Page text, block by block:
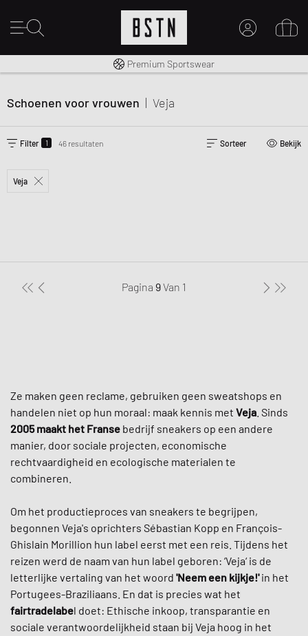
MIJN ACCOUNT
MAAK EEN ACCOUNT AAN
Gratis verzending naar NL vanaf € 100
Premium Sportswear
Schoenen voor vrouwen | Veja
Filter 1 46 resultaten Sorteer Bekijk
Veja
Pagina 9Van 1
Ze maken geen reclame, gebruiken geen sweatshops en
handelen niet op hun moraal: maak kennis met Veja . Sinds
2005 maakt het Franse bedrijf sneakers op een andere
manier, door sociale projecten, economische
rechtvaardigheid en ecologische materialen te
combineren.
Om het productieproces van sneakers te begrijpen,
begonnen Veja's oprichters Sébastian Kopp en François-
Ghislain Morillion hun label eerst met een reis. Tijdens het
reizen werd de naam van hun label geboren: ‘Veja‘ is de
letterlijke vertaling van het woord 'Neem een kijkje!'in het
Portugees-Braziliaans. En dat is precies wat het
fairtradelabel doet: Ethische inkoop, transparantie en
sociale verantwoordelijkheid staan bij Veja hoog in het